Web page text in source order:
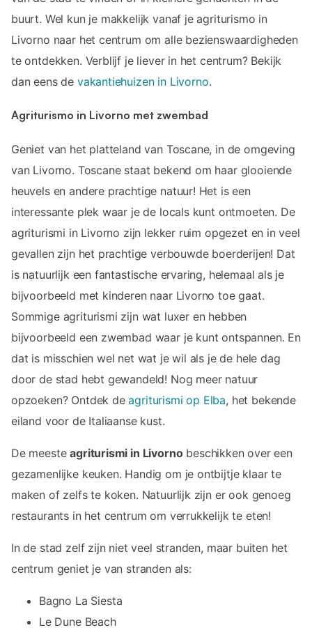
buurt. Wel kun je makkelijk vanaf je agriturismo in
Livorno naar het centrum om alle bezienswaardigheden
te ontdekken. Verblijf je liever in het centrum? Bekijk
dan eens de vakantiehuizen in Livorno.
Agriturismo in Livorno met zwembad
Geniet van het platteland van Toscane, in de omgeving
van Livorno. Toscane staat bekend om haar glooiende
heuvels en andere prachtige natuur! Het is een
interessante plek waar je de locals kunt ontmoeten. De
agriturismi in Livorno zijn lekker ruim opgezet en in veel
gevallen zijn het prachtige verbouwde boerderijen! Dat
is natuurlijk een fantastische ervaring, helemaal als je
bijvoorbeeld met kinderen naar Livorno toe gaat.
Sommige agriturismi zijn wat luxer en hebben
bijvoorbeeld een zwembad waar je kunt ontspannen. En
dat is misschien wel net wat je wil als je de hele dag
door de stad hebt gewandeld! Nog meer natuur
opzoeken? Ontdek deagriturismi op Elba, het bekende
eiland voor de Italiaanse kust.
De meesteagriturismi in Livornobeschikken over een
gezamenlijke keuken. Handig om je ontbijtje klaar te
maken of zelfs te koken. Natuurlijk zijn er ook genoeg
restaurants in het centrum om verrukkelijk te eten!
In de stad zelf zijn niet veel stranden, maar buiten het
centrum geniet je van stranden als:
Bagno La Siesta
Le Dune Beach